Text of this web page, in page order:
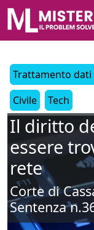
Trattamento dati
Civile
Tech
Il diritto
essere
rete
Corte di
Sentenza